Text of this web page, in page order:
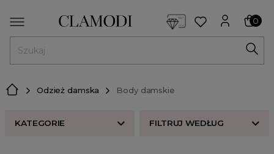
0
Odzież damska Body damskie
KATEGORIE FILTRUJ WEDŁUG